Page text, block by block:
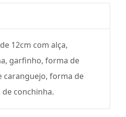
12cm com alça,
garfinho, forma de
caranguejo, forma de
conchinha.